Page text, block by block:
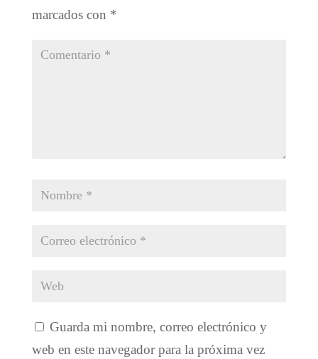
marcados con *
Guarda mi nombre, correo electrónico y
web en este navegador para la próxima vez